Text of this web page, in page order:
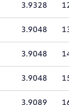
3.9328
3.9048
3.9048
3.9048
3.9089